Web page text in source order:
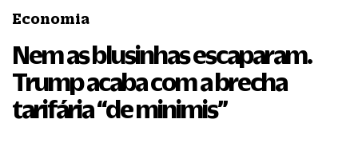
Economia
Nem as blusinhas escaparam.
Trump acaba com a brecha
tarifária “de minimis”